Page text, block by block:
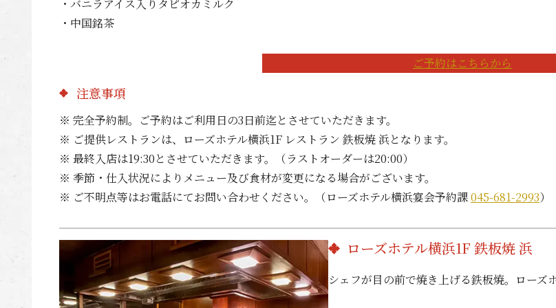
・バニラアイス入りタピオカミルク
・中国銘茶
ご予約はこちらから
注意事項
※ 完全予約制。ご予約はご利用日の3日前迄とさせていただきます。
※ ご提供レストランは、ローズホテル横浜1F レストラン 鉄板焼 浜となります。
※ 最終入店は19:30とさせていただきます。（ラストオーダーは20:00）
※ 季節・仕入状況によりメニュー及び食材が変更になる場合がございます。
※ ご不明点等はお電話にてお問い合わせください。（ローズホテル横浜宴会予約課045-681-2993）
ローズホテル横浜1F 鉄板焼 浜
シェフが目の前で焼き上げる鉄板焼。ローズ